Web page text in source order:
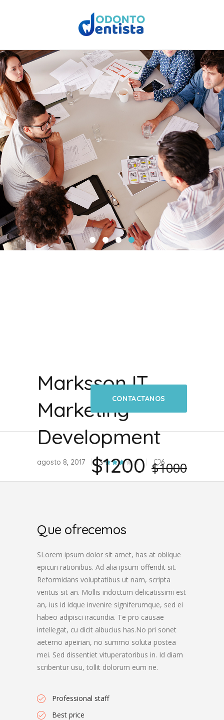
Marksson IT
Marketing
Development
agosto 8, 2017 3 6
CONTACTANOS
$1200 $1000
Que ofrecemos
SLorem ipsum dolor sit amet, has at oblique
epicuri rationibus. Ad alia ipsum offendit sit.
Reformidans voluptatibus ut nam, scripta
veritus sit an. Mollis indoctum delicatissimi est
an, ius id idque invenire signiferumque, sed ei
habeo adipisci iracundia. Te pro causae
intellegat, cu dicit albucius has.No pri sonet
aeterno apeirian, no summo soluta postea
mei. Sed dissentiet vituperatoribus in. Id diam
scribentur usu, tollit dolorum eum ne.
Professional staff
Best price